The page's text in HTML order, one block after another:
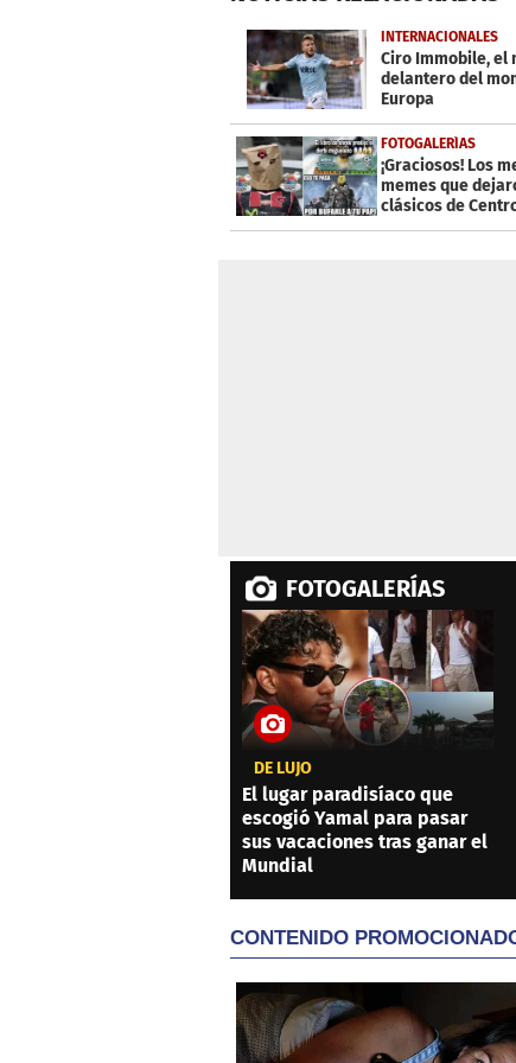
minute,
59
secondsVolume
0%
INTERNACIONALES
Ciro Immobile, el
delantero del
Europa
FOTOGALERÍAS
¡Graciosos! Los
memes que
clásicos de
FOTOGALERÍAS
DE LUJO
El lugar paradisíaco que
escogió Yamal para pasar
sus vacaciones tras ganar el
Mundial